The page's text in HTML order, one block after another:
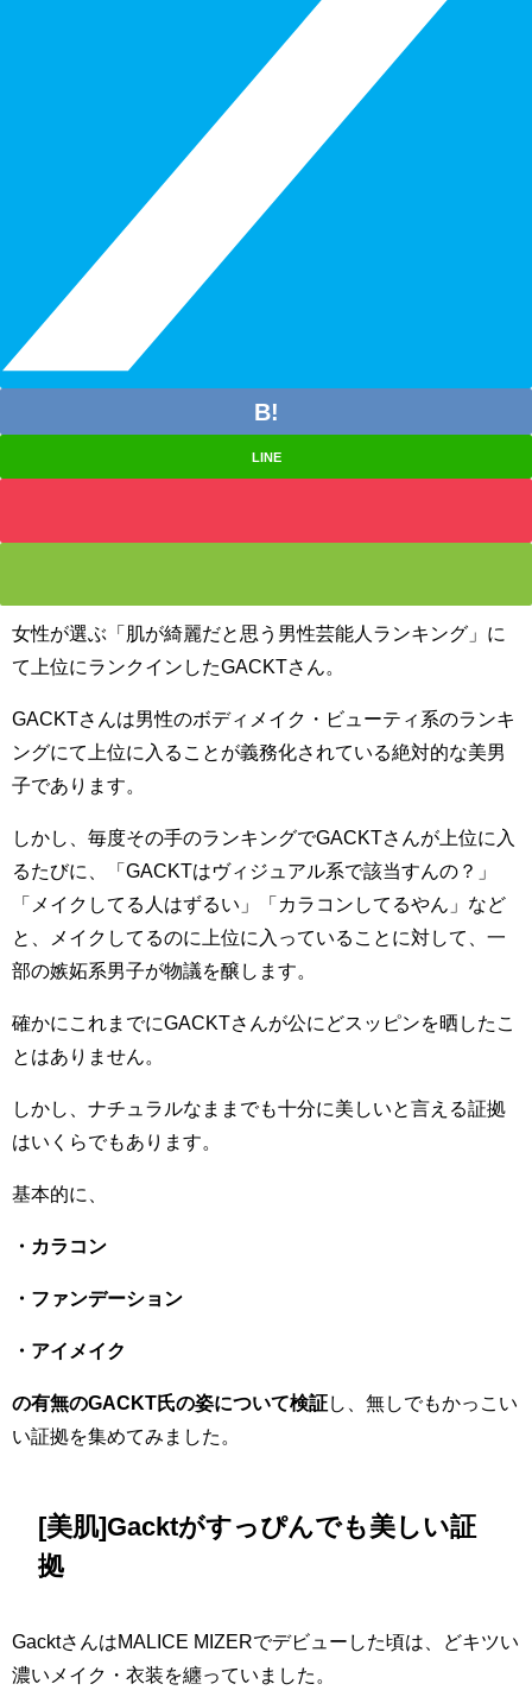
LINE
女性が選ぶ「肌が綺麗だと思う男性芸能人ランキング」に
て上位にランクインしたGACKTさん。
GACKTさんは男性のボディメイク・ビューティ系のランキ
ングにて上位に入ることが義務化されている絶対的な美男
子であります。
しかし、毎度その手のランキングでGACKTさんが上位に入
るたびに、「GACKTはヴィジュアル系で該当すんの？」
「メイクしてる人はずるい」「カラコンしてるやん」など
と、メイクしてるのに上位に入っていることに対して、一
部の嫉妬系男子が物議を醸します。
確かにこれまでにGACKTさんが公にどスッピンを晒したこ
とはありません。
しかし、ナチュラルなままでも十分に美しいと言える証拠
はいくらでもあります。
基本的に、
・カラコン
・ファンデーション
・アイメイク
の有無のGACKT氏の姿について検証し、無しでもかっこい
い証拠を集めてみました。
[美肌]Gacktがすっぴんでも美しい証
拠
GacktさんはMALICE MIZERでデビューした頃は、どキツい
濃いメイク・衣装を纏っていました。